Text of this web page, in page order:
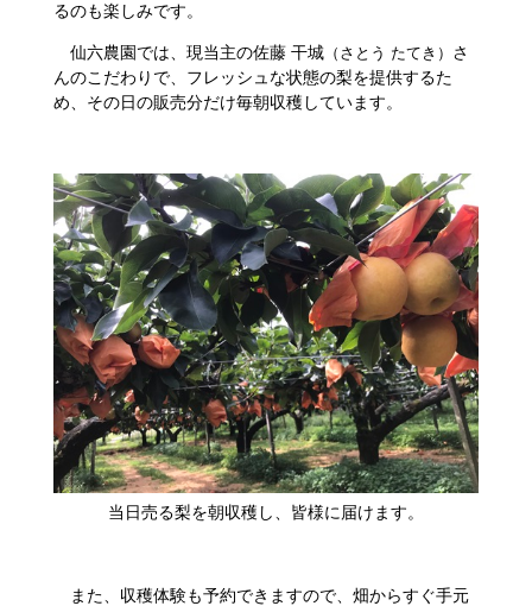
るのも楽しみです。
仙六農園では、現当主の佐藤 干城 （さとう たてき） さ
んのこだわりで、フレッシュな状態の梨を提供するた
め、その日の販売分だけ毎朝収穫しています。
​当日売る梨を朝収穫し、皆様に届けます。
また、収穫体験も予約できますので、畑からすぐ手元